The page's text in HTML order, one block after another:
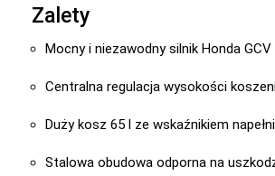
Zalety
Mocny i niezawodny silnik Honda GCV
Centralna regulacja wysokości
Duży kosz 65 l ze wskaźnikiem
Stalowa obudowa odporna na